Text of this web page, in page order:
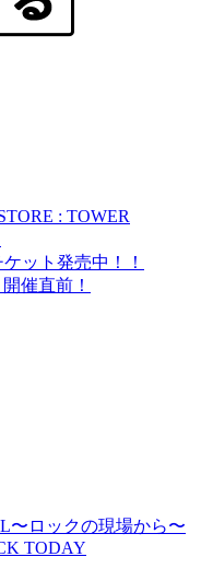
: TOWER
ット発売中！！
催直前！
〜ロックの現場から〜
TODAY